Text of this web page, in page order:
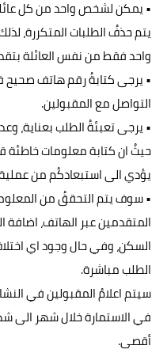
• يمكن لشخص واحد من كل
يتم حذفُ الطلبات المتكررة،
واحد فقط من نفس العائلة
• يرجى كتابةُ رقم هاتف صحيح
التواصل مع المقبولين.
• يرجى تعبئةُ الطلب بعناية،
حيثُ ان كتابة معلومات
يؤدي الى استبعادكُم من عملية
• سوف يتم التحققُ من
المتقدمين عبر الهاتف، اضافة
السكن، وفي حال وجود اي
الطلب مباشرة.
سيتم اعلامُ المقبولين في
في الاستمارة خلال شهر الى
أقصى.